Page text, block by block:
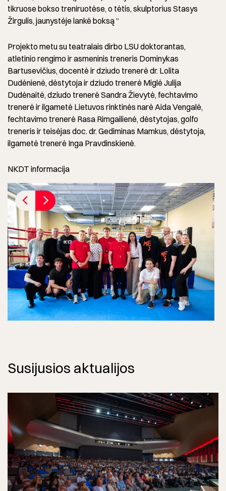
tikruose bokso treniruotėse, o tėtis, skulptorius Stasys
Žirgulis, jaunystėje lankė boksą “
Projekto metu su teatralais dirbo LSU doktorantas,
atletinio rengimo ir asmeninis treneris Dominykas
Bartusevičius, docentė ir dziudo trenerė dr. Lolita
Dudėnienė, dėstytoja ir dziudo trenerė Miglė Julija
Dudėnaitė, dziudo trenerė Sandra Žievytė, fechtavimo
trenerė ir ilgametė Lietuvos rinktinės narė Aida Vengalė,
fechtavimo trenerė Rasa Rimgailienė, dėstytojas, golfo
treneris ir teisėjas doc. dr. Gediminas Mamkus, dėstytoja,
ilgametė trenerė Inga Pravdinskienė.
NKDT informacija
Susijusios aktualijos